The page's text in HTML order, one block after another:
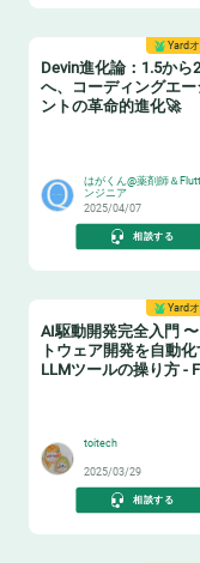
Yard
Devin進化論：1.5から
へ、コーディングエー
ントの革命的進化🚀
はがくん@薬剤師＆
ンジニア
2025/04/07
相談する
Yard
AI駆動開発完全入門
トウェア開発を自動化
LLMツールの操り方 -
toitech
2025/03/29
相談する